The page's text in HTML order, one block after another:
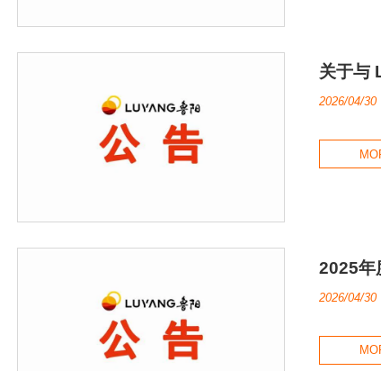
关于与
2026/04/30
2025年
2026/04/30